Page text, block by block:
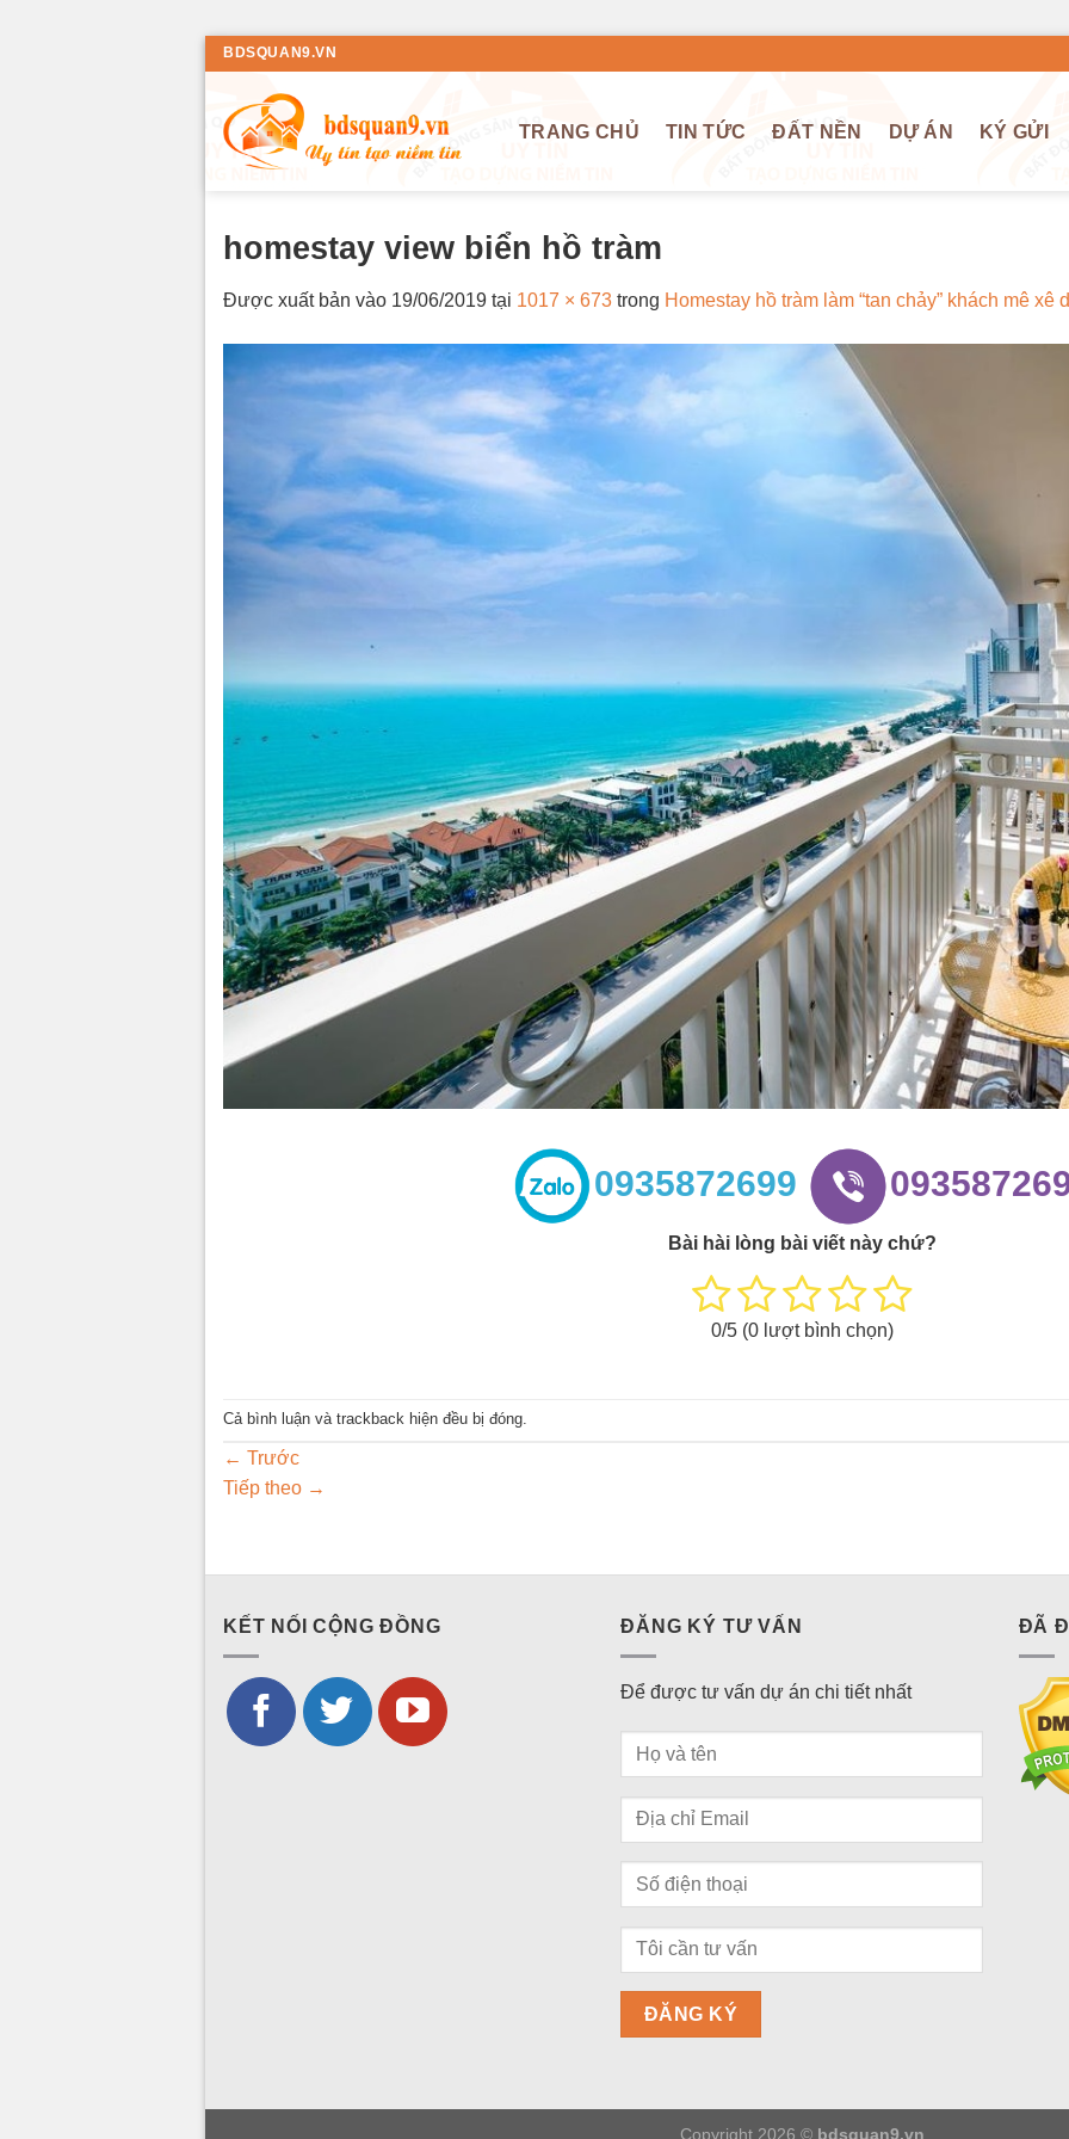
Bỏ
dung
BDSQUAN9.VN
TRANG CHỦ TIN TỨC ĐẤT NỀN DỰ ÁN KÝ GỬI
homestay view biển hồ tràm
Được xuất bản vào 19/06/2019 tại 1017 × 673 trong Homestay hồ tràm làm “tan chảy” khách mê xê
0935872699
Bài hài lòng bài viết này chứ?
0/5 (0lượt bình chọn)
Cả bình luận và trackback hiện đều bị đóng.
← Trước
Tiếp theo →
KẾT NỐI CỘNG ĐỒNG ĐĂNG KÝ TƯ VẤN
Để được tư vấn dự án chi tiết nhất
ĐÃ
Copyright 2026 © bdsquan9.vn